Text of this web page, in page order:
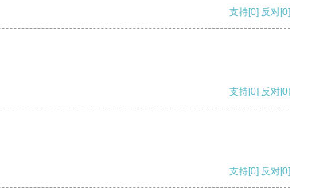
支持[0] 反对[0]
支持[0] 反对[0]
支持[0] 反对[0]